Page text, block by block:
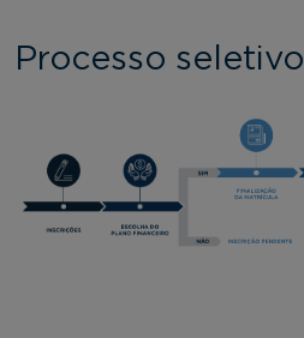
Processo seletivo